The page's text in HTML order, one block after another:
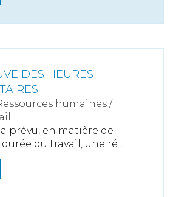
DES HEURES
...
humaines /
prévu, en matière de
du travail, une ré...